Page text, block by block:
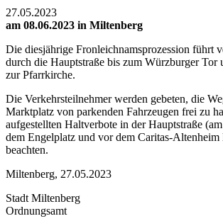
27.05.2023
am 08.06.2023 in Miltenberg
Die diesjährige Fronleichnamsprozession führt
durch die Hauptstraße bis zum Würzburger Tor
zur Pfarrkirche.
Die Verkehrsteilnehmer werden gebeten, die
Marktplatz von parkenden Fahrzeugen frei zu
aufgestellten Haltverbote in der Hauptstraße
dem Engelplatz und vor dem Caritas-
beachten.
Miltenberg, 27.05.2023
Stadt Miltenberg
Ordnungsamt